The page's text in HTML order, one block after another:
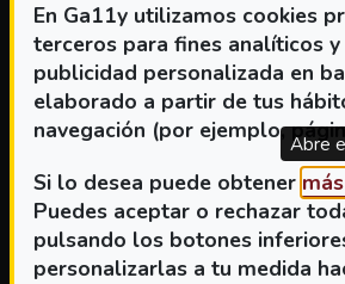
En Ga11y utilizamos cookies
terceros para fines analíticos
publicidad personalizada en
elaborado a partir de tus
navegación (por ejemplo,
Si lo desea puede obtener
Puedes aceptar o rechazar
pulsando los botones
personalizarlas a tu medida
Abre